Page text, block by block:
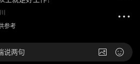
参考
说两句